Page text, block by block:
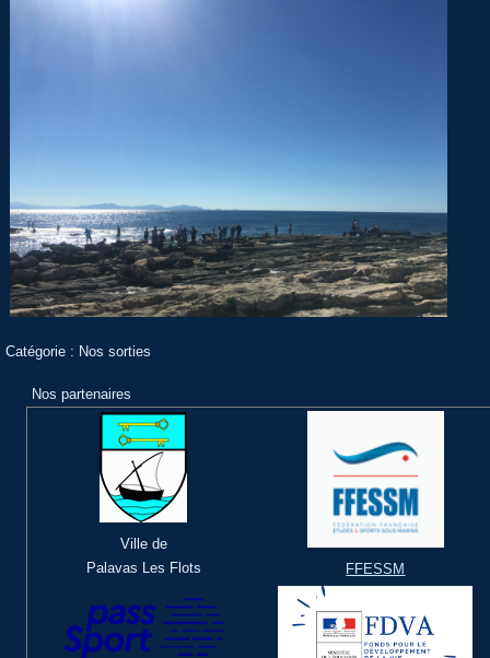
Catégorie : Nos sorties
Nos partenaires
Ville de
Palavas Les Flots
FFESSM